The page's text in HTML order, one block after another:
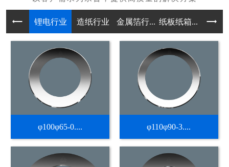
锂电行业 造纸行业 金属箔行... 纸板纸箱... 不干
φ100φ65-0.... φ110φ90-3....